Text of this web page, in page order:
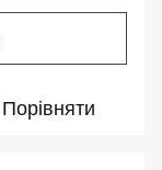
Порівняти